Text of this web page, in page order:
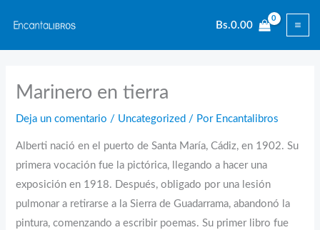
contenido
Bs.0.00
Marinero en tierra
Deja un comentario / Uncategorized / Por Encantalibros
Alberti nació en el puerto de Santa María, Cádiz, en 1902. Su
primera vocación fue la pictórica, llegando a hacer una
exposición en 1918. Después, obligado por una lesión
pulmonar a retirarse a la Sierra de Guadarrama, abandonó la
pintura, comenzando a escribir poemas. Su primer libro fue